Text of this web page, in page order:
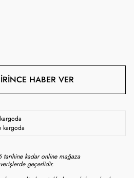
HABER VER
kargoda
kadar online mağaza
geçerlidir.